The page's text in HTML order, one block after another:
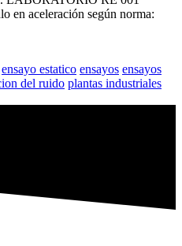
en aceleración según norma:
ensayo estatico ensayos ensayos
del ruido plantas industriales